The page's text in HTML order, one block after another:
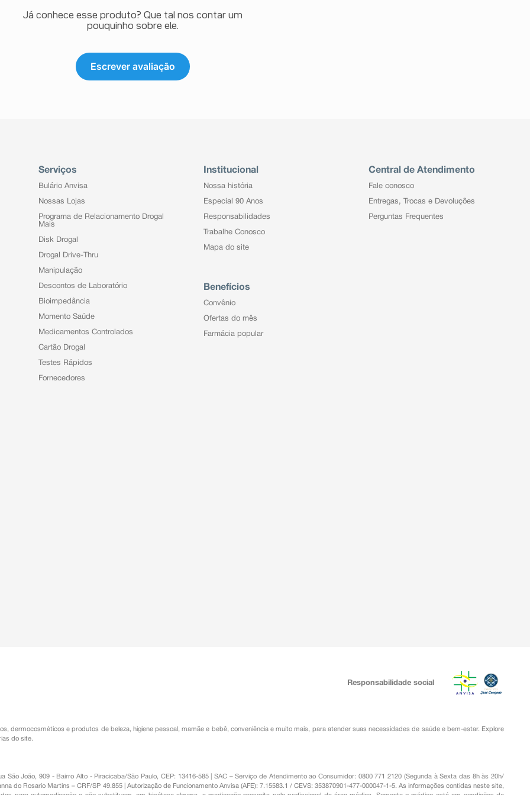
Já conhece esse produto? Que tal nos contar um
pouquinho sobre ele.
Escrever avaliação
Serviços
Bulário Anvisa
Nossas Lojas
Programa de Relacionamento Drogal
Mais
Disk Drogal
Drogal Drive-Thru
Manipulação
Descontos de Laboratório
Bioimpedância
Momento Saúde
Medicamentos Controlados
Cartão Drogal
Testes Rápidos
Fornecedores
Institucional
Nossa história
Especial 90 Anos
Responsabilidades
Trabalhe Conosco
Mapa do site
Benefícios
Convênio
Ofertas do mês
Farmácia popular
Central de Atendimento
Fale conosco
Entregas, Trocas e Devoluções
Perguntas Frequentes
Responsabilidade social
,dermocosméticos e produtos de beleza, higiene pessoal ,mamãe e bebê, conveniênciae muito mais, para atender suas necessidades de saúde e bem-estar. Explore
do site.
São João, 909 - Bairro Alto - Piracicaba/São Paulo, CEP: 13416-585 | SAC – Serviço de Atendimento ao Consumidor: 0800 771 2120 (Segunda à Sexta das 8h às 20h/
do Rosario Martins – CRF/SP 49.855 | Autorização de Funcionamento Anvisa (AFE): 7.15583.1 / CEVS: 353870901-477-000047-1-5. As informações contidas neste site,